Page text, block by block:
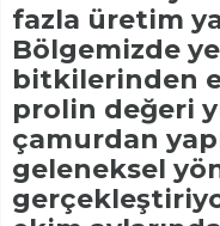
fazla üretim
Bölgemizde
bitkilerinden
prolin değeri
çamurdan
geleneksel